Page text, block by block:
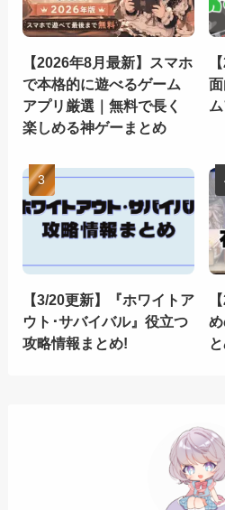
【2026年8月最新】スマホ
で本格的に遊べるゲーム
アプリ厳選｜無料で長く
楽しめる神ゲーまとめ
【3/20更新】『ホワイトア
ウト･サバイバル』役立つ
攻略情報まとめ!